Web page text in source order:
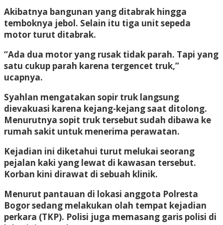
Akibatnya bangunan yang ditabrak hingga
temboknya jebol. Selain itu tiga unit sepeda
motor turut ditabrak.
“Ada dua motor yang rusak tidak parah. Tapi yang
satu cukup parah karena tergencet truk,”
ucapnya.
Syahlan mengatakan sopir truk langsung
dievakuasi karena kejang-kejang saat ditolong.
Menurutnya sopit truk tersebut sudah dibawa ke
rumah sakit untuk menerima perawatan.
Kejadian ini diketahui turut melukai seorang
pejalan kaki yang lewat di kawasan tersebut.
Korban kini dirawat di sebuah klinik.
Menurut pantauan di lokasi anggota Polresta
Bogor sedang melakukan olah tempat kejadian
perkara (TKP). Polisi juga memasang garis polisi di